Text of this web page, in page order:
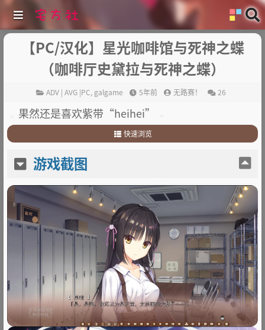
【PC/汉化】星光咖啡馆与死神之蝶
（咖啡厅史黛拉与死神之蝶）
ADV | AVG |PC, galgame 5年前 无路赛！ 26
果然还是喜欢紫带“heihei”
快速浏览
2.游戏简介
游戏截图